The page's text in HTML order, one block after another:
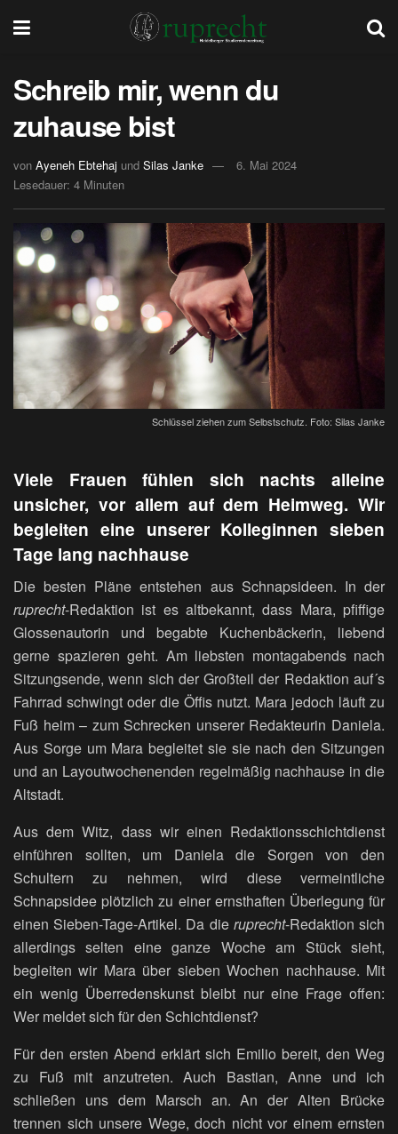
Schreib mir, wenn du
zuhause bist
von Ayeneh Ebtehaj und Silas Janke
6. Mai 2024
Lesedauer: 4 Minuten
Schlüssel ziehen zum Selbstschutz. Foto: Silas Janke
Viele Frauen fühlen sich nachts alleine
unsicher, vor allem auf dem Heimweg. Wir
begleiten eine unserer Kolleginnen sieben
Tage lang nachhause
Die besten Pläne entstehen aus Schnapsideen. In der
ruprecht-Redaktion ist es altbekannt, dass Mara, pfiffige
Glossenautorin und begabte Kuchenbäckerin, liebend
gerne spazieren geht. Am liebsten montagabends nach
Sitzungsende, wenn sich der Großteil der Redaktion auf´s
Fahrrad schwingt oder die Öffis nutzt. Mara jedoch läuft zu
Fuß heim – zum Schrecken unserer Redakteurin Daniela.
Aus Sorge um Mara begleitet sie sie nach den Sitzungen
und an Layoutwochenenden regelmäßig nachhause in die
Altstadt.
Aus dem Witz, dass wir einen Redaktionsschichtdienst
einführen sollten, um Daniela die Sorgen von den
Schultern zu nehmen, wird diese vermeintliche
Schnapsidee plötzlich zu einer ernsthaften Überlegung für
einen Sieben-Tage-Artikel. Da die ruprecht-Redaktion sich
allerdings selten eine ganze Woche am Stück sieht,
begleiten wir Mara über sieben Wochen nachhause. Mit
ein wenig Überredenskunst bleibt nur eine Frage offen:
Wer meldet sich für den Schichtdienst?
Für den ersten Abend erklärt sich Emilio bereit, den Weg
zu Fuß mit anzutreten. Auch Bastian, Anne und ich
schließen uns dem Marsch an. An der Alten Brücke
trennen sich unsere Wege, doch nicht vor einem ernsten